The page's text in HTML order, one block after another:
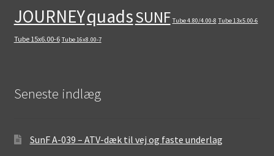
JOURNEYquadsSUNF Tube 4.80/4.00-8 Tube 13x5.00-6
Tube 15x6.00-6 Tube 16x8.00-7
Seneste indlæg
SunF A-039 – ATV-dæk til vej og faste underlag